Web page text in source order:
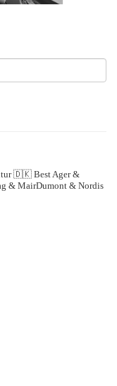
🇩🇰 Best Ager &
& MairDumont & Nordis